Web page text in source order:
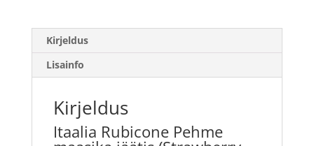
Kirjeldus
Lisainfo
Kirjeldus
Itaalia Rubicone Pehme